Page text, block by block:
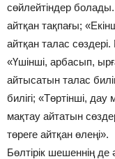
сөйлейтіндер
айтқан тақпағы;
айтқан талас
«Үшінші, арбасып,
айтысатын талас
билігі; «Төртінші,
мақтау айтатын
төреге айтқан өлеңі».
Бөлтірік шешеннің де